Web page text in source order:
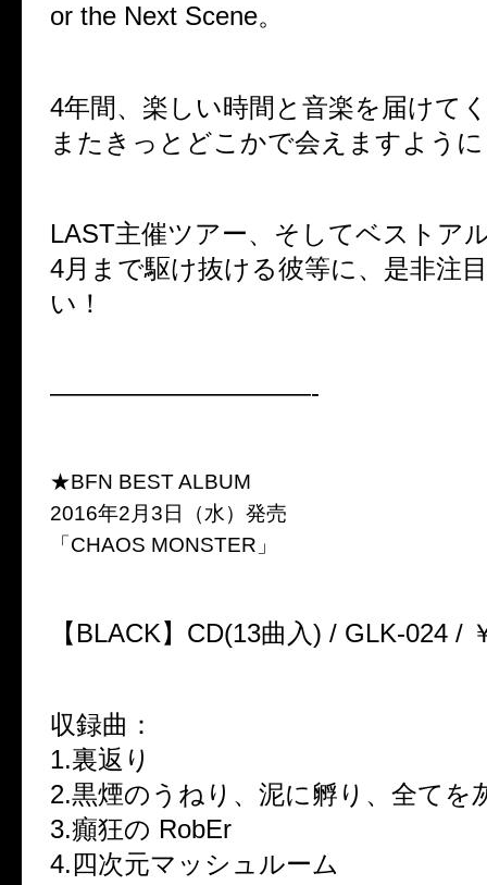
or the Next Scene。
4年間、楽しい時間と音楽を届けて
またきっとどこかで会えますよう
LAST主催ツアー、そしてベストア
4月まで駆け抜ける彼等に、是非注
い！
——————————-
★BFN BEST ALBUM
2016年2月3日（水）発売
「CHAOS MONSTER」
【BLACK】CD(13曲入) / GLK-024 /
収録曲：
1.裏返り
2.黒煙のうねり、泥に孵り、全てを
3.癲狂の RobEr
4.四次元マッシュルーム